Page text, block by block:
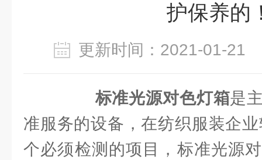
护保养的
更新时间：2021-01-
标准光源对色灯箱是
准服务的设备，在纺织服装企
个必须检测的项目，标准光源